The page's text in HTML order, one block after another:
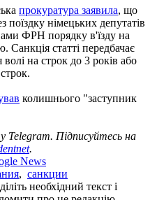
прокуратура заявила, що
поїздку німецьких депутатів
ФРН порядку в'їзду на
Санкція статті передбачає
на строк до 3 років або
колишнього "заступник
Telegram. Підписуйтесь на
.
News
, санкции
необхідний текст і